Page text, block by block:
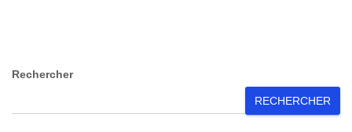
Rechercher
RECHERCHER